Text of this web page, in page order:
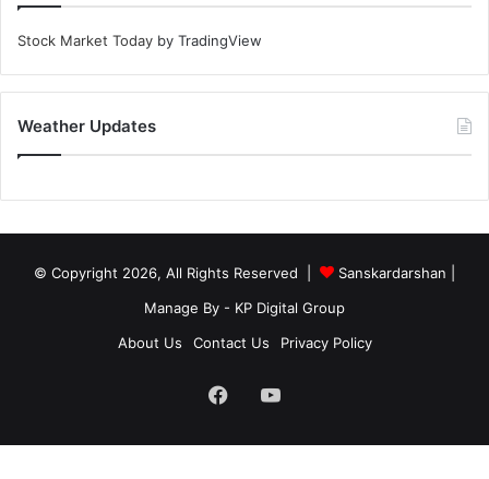
Stock Market Today by TradingView
Weather Updates
© Copyright 2026, All Rights Reserved | Sanskardarshan
Manage By - KP Digital Group
About Us
Contact Us Privacy Policy
FacebookYouTube